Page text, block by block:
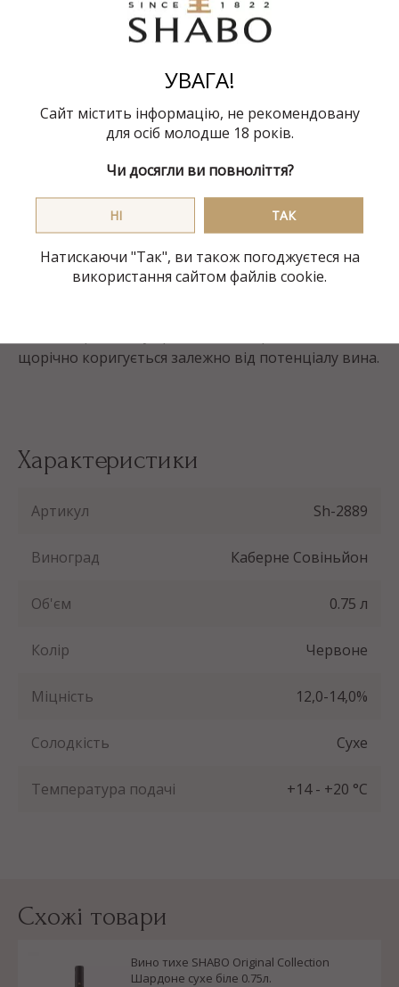
проходять другий етап автоматичного
сортування. Тільки найкращі відібрані ягоди
Під час ферментації використовуються методи
постферментаційної мацерації, тривалість якої
визначається результатами дегустації для
максимальної складності та різноманітності стилів.
завершується в різних типах французьких дубових
щорічно коригується залежно від потенціалу вина.
Характеристики
Артикул Sh-2889
Виноград Каберне Совіньйон
Об'єм 0.75 л
Колір Червоне
Міцність 12,0-14,0%
Солодкість Сухе
Температура подачі +14 - +20 °С
Схожі товари
Вино тихе SHABO Original Collection
Шардоне сухе біле 0.75л.
УВАГА!
Сайт містить інформацію, не рекомендовану
для осіб молодше 18 років.
Чи досягли ви повноліття?
НI ТАК
Натискаючи "Так", ви також погоджуєтеся на
використання сайтом файлів cookie.